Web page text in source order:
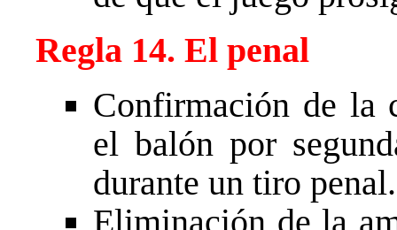
Regla 14. El penal
Confirmación de la
el balón por
durante un tiro penal.
Eliminación de la